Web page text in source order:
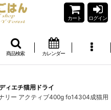
カート ログイン
商品検索 カレンダー
ィエチ猫用ドライ
リー アクティブ400g fo14304成猫用